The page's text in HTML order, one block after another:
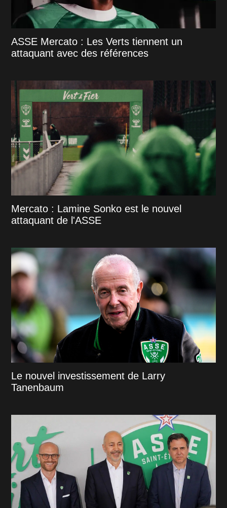
ASSE Mercato : Les Verts tiennent un
attaquant avec des références
Mercato : Lamine Sonko est le nouvel
attaquant de l'ASSE
Le nouvel investissement de Larry
Tanenbaum